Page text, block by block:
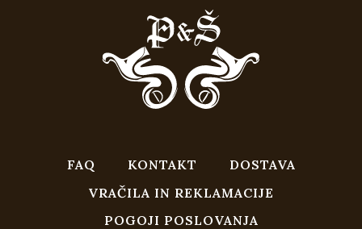
FAQ KONTAKT
DOSTAVA
VRAČILA IN REKLAMACIJE
POGOJI POSLOVANJA